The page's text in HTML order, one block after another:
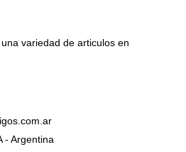
variedad de articulos en
- Argentina